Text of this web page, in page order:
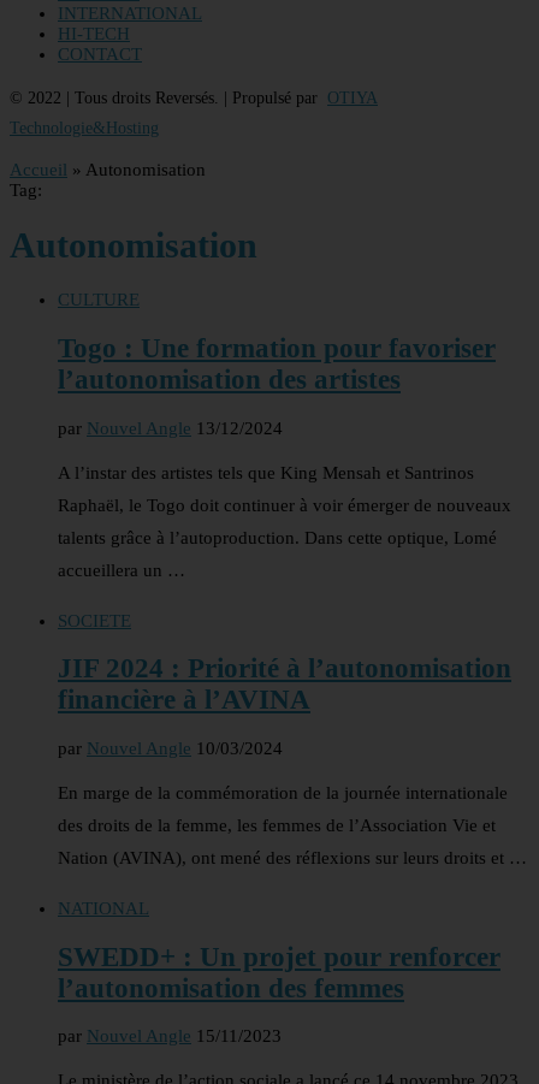
INTERNATIONAL
HI-TECH
CONTACT
© 2022 | Tous droits Reversés. | Propulsé par OTIYA
Technologie&Hosting
Accueil » Autonomisation
Tag:
Autonomisation
CULTURE
Togo : Une formation pour favoriser
l’autonomisation des artistes
par Nouvel Angle 13/12/2024
A l’instar des artistes tels que King Mensah et Santrinos
Raphaël, le Togo doit continuer à voir émerger de nouveaux
talents grâce à l’autoproduction. Dans cette optique, Lomé
accueillera un …
SOCIETE
JIF 2024 : Priorité à l’autonomisation
financière à l’AVINA
par Nouvel Angle 10/03/2024
En marge de la commémoration de la journée internationale
des droits de la femme, les femmes de l’Association Vie et
Nation (AVINA), ont mené des réflexions sur leurs droits et …
NATIONAL
SWEDD+ : Un projet pour renforcer
l’autonomisation des femmes
par Nouvel Angle 15/11/2023